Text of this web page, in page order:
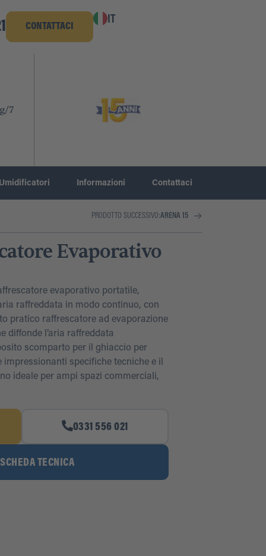
CONTATTACI
IT
7
Umidificatori Informazioni Contattaci
PRODOTTO SUCCESSIVO:ARENA 15
Evaporativo
evaporativo portatile,
raffreddata in modo continuo, con
pratico raffrescatore ad evaporazione
diffonde l’aria raffreddata
scomparto per il ghiaccio per
impressionanti specifiche tecniche e il
ideale per ampi spazi commerciali,
0331 556 021
TECNICA